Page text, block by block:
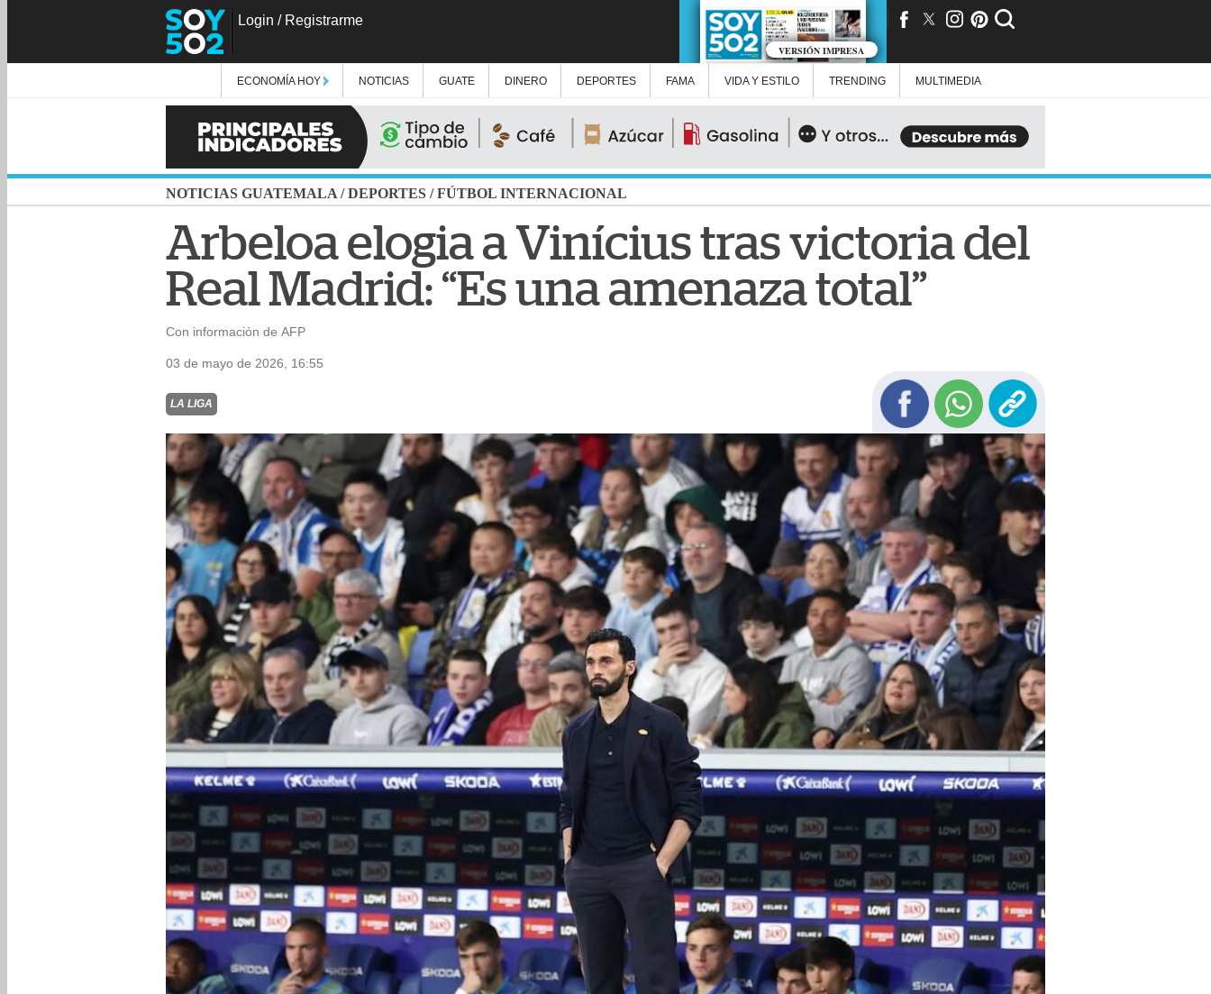
Login / Registrarme
VERSIÓN IMPRESA
ECONOMÍA HOY NOTICIAS GUATE DINERO DEPORTES FAMA VIDA Y ESTILO TRENDING MULTIMEDIA
NOTICIAS GUATEMALA /DEPORTES /FÚTBOL INTERNACIONAL
Arbeloa elogia a Vinícius tras victoria del
Real Madrid: “Es una amenaza total”
Con información de AFP
03 de mayo de 2026, 16:55
LA LIGA